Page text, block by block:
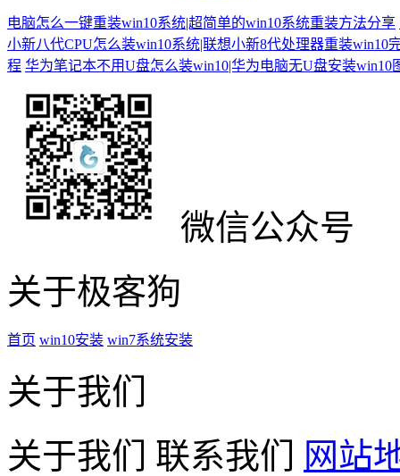
电脑怎么一键重装win10系统|超简单的win10系统重装方法分享
小新八代CPU怎么装win10系统|联想小新8代处理器重装win10
程 华为笔记本不用U盘怎么装win10|华为电脑无U盘安装win10
微信公众号
关于极客狗
首页 win10安装 win7系统安装
关于我们
关于我们 联系我们 网站